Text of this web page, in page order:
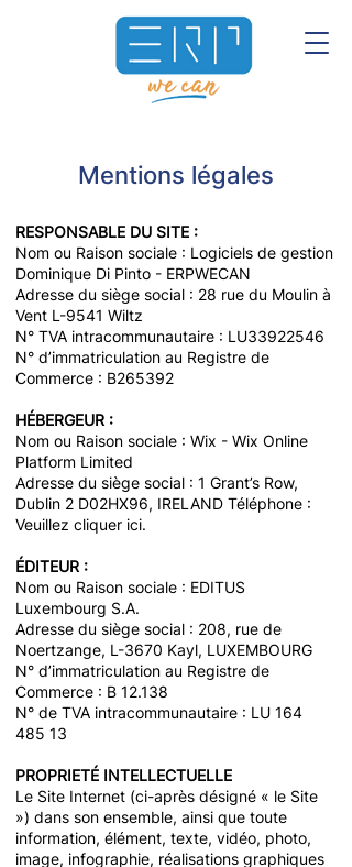
Mentions légales
RESPONSABLE DU SITE :
Nom ou Raison sociale : Logiciels de gestion
Dominique Di Pinto - ERPWECAN
Adresse du siège social : 28 rue du Moulin à
Vent L-9541 Wiltz
N° TVA intracommunautaire : LU33922546
N° d’immatriculation au Registre de
Commerce : B265392
HÉBERGEUR :
Nom ou Raison sociale : Wix - Wix Online
Platform Limited
Adresse du siège social : 1 Grant’s Row,
Dublin 2 D02HX96, IRELAND Téléphone :
Veuillez cliquer ici.
ÉDITEUR :
Nom ou Raison sociale : EDITUS
Luxembourg S.A.
Adresse du siège social : 208, rue de
Noertzange, L-3670 Kayl, LUXEMBOURG
N° d’immatriculation au Registre de
Commerce : B 12.138
N° de TVA intracommunautaire : LU 164
485 13
PROPRIETÉ INTELLECTUELLE
Le Site Internet (ci-après désigné « le Site
») dans son ensemble, ainsi que toute
information, élément, texte, vidéo, photo,
image, infographie, réalisations graphiques